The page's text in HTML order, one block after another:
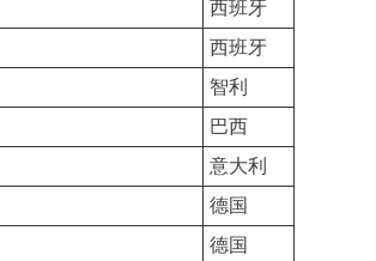
西班牙
西班牙
智利
巴西
意大利
德国
德国